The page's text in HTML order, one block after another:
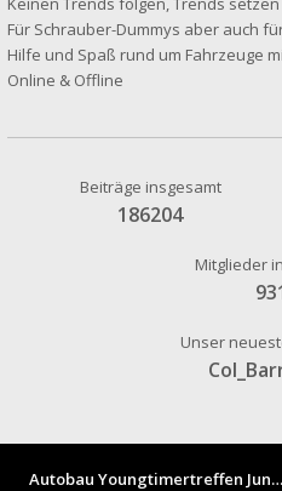
Für Schrauber-Dummys aber auch
Hilfe und Spaß rund um Fahrzeuge
Online & Offline
Beiträge insgesamt
186204
Mitglieder
Unser
Autobau Youngtimertreffen Jun…